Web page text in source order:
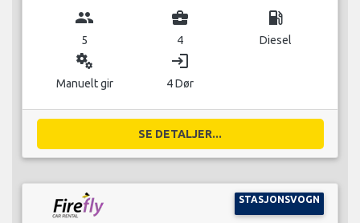
group
5
business_center
4
local_gas_station
Diesel
miscellaneous_services
Manuelt gir
login
4 Dør
SE DETALJER...
STASJONSVOGN